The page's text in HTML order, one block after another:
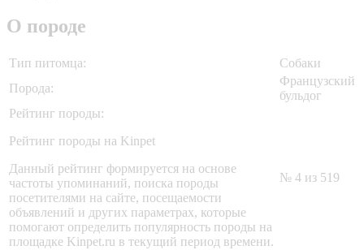
О породе
Тип питомца:
Собаки
Порода:
Французский
бульдог
Рейтинг породы:
Рейтинг породы на Kinpet
Данный рейтинг формируется на основе
частоты упоминаний, поиска породы
посетителями на сайте, посещаемости
объявлений и других параметрах, которые
помогают определить популярность породы на
площадке Kinpet.ru в текущий период времени.
№ 4 из 519